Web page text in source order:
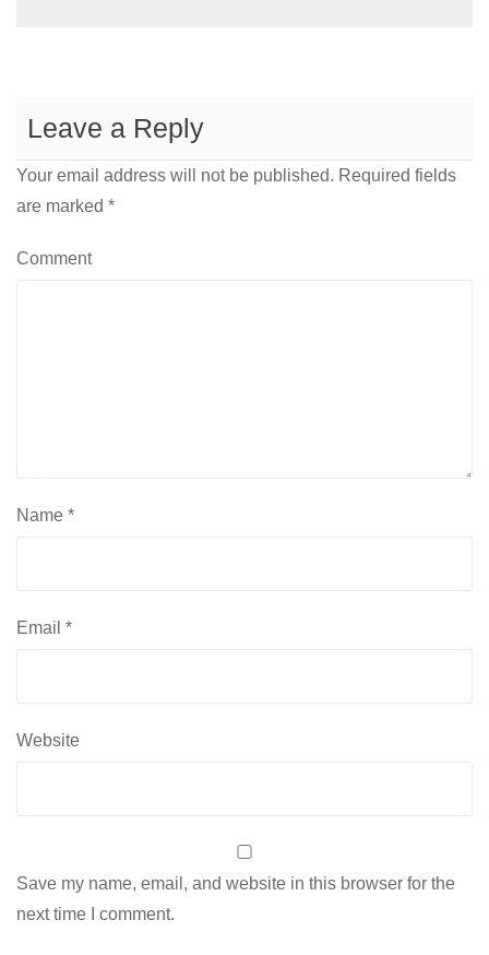
Leave a Reply
Your email address will not be published. Required fields
are marked *
Comment
Name *
Email *
Website
Save my name, email, and website in this browser for the
next time I comment.